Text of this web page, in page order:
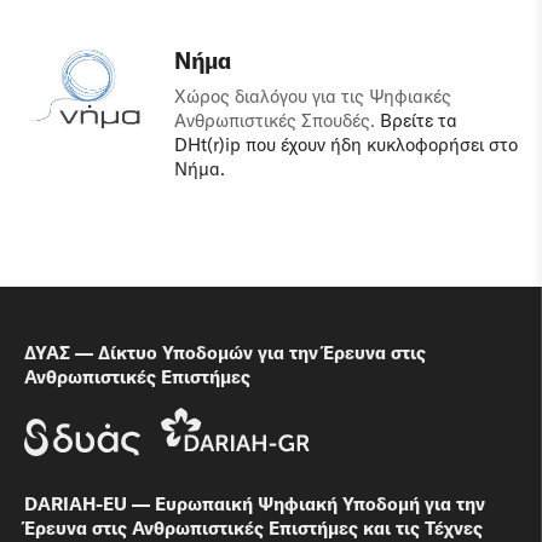
Νήμα
Χώρος διαλόγου για τις Ψηφιακές
Ανθρωπιστικές Σπουδές. Βρείτε τα
DHt(r)ip που έχουν ήδη κυκλοφορήσει στο
Νήμα.
ΔΥΑΣ — Δίκτυο Υποδομών για την Έρευνα στις
Ανθρωπιστικές Επιστήμες
DARIAH-EU — Ευρωπαική Ψηφιακή Υποδομή για την
Έρευνα στις Ανθρωπιστικές Επιστήμες και τις Τέχνες